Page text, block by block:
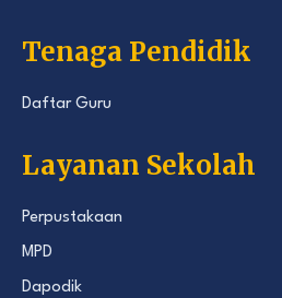
Tenaga Pendidik
Daftar Guru
Layanan Sekolah
Perpustakaan
MPD
Dapodik